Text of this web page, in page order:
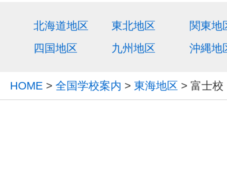
北海道地区 東北地区 関東地
四国地区
九州地区 沖縄地
HOME > 全国学校案内 > 東海地区 > 富士校